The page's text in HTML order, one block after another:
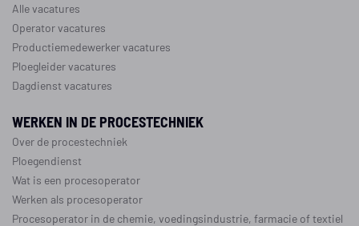
Alle vacatures
Operator vacatures
Productiemedewerker vacatures
Ploegleider vacatures
Dagdienst vacatures
WERKEN IN DE PROCESTECHNIEK
Over de procestechniek
Ploegendienst
Wat is een procesoperator
Werken als procesoperator
Procesoperator in de chemie, voedingsindustrie, farmacie oftextiel